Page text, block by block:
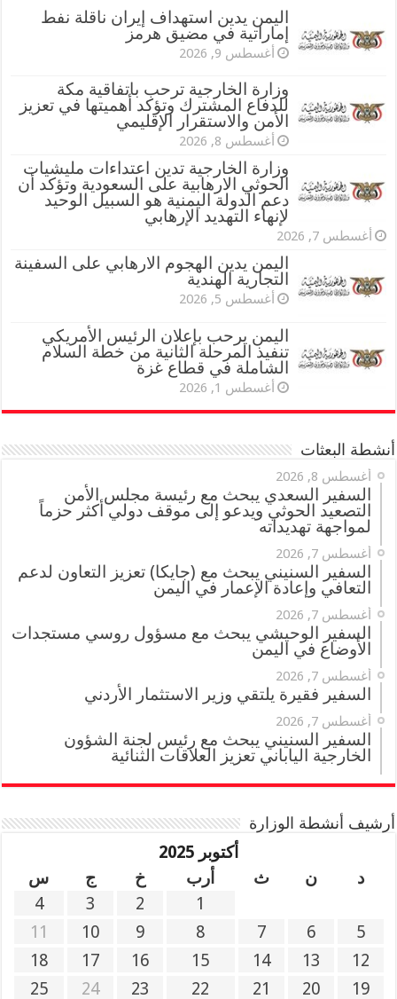
اليمن يدين استهداف إيران ناقلة نفط
إماراتية في مضيق هرمز
أغسطس 9, 2026
وزارة الخارجية ترحب باتفاقية مكة
للدفاع المشترك وتؤكد أهميتها في تعزيز
الأمن والاستقرار الإقليمي
أغسطس 8, 2026
وزارة الخارجية تدين اعتداءات مليشيات
الحوثي الارهابية على السعودية وتؤكد أن
دعم الدولة اليمنية هو السبيل الوحيد
لإنهاء التهديد الإرهابي
أغسطس 7, 2026
اليمن يدين الهجوم الارهابي على السفينة
التجارية الهندية
أغسطس 5, 2026
اليمن يرحب بإعلان الرئيس الأمريكي
تنفيذ المرحلة الثانية من خطة السلام
الشاملة في قطاع غزة
أغسطس 1, 2026
أنشطة البعثات
أغسطس 8, 2026
السفير السعدي يبحث مع رئيسة مجلس الأمن
التصعيد الحوثي ويدعو إلى موقف دولي أكثر حزماً
لمواجهة تهديداته
أغسطس 7, 2026
السفير السنيني يبحث مع (جايكا) تعزيز التعاون لدعم
التعافي وإعادة الإعمار في اليمن
أغسطس 7, 2026
السفير الوحيشي يبحث مع مسؤول روسي مستجدات
الأوضاع في اليمن
أغسطس 7, 2026
السفير فقيرة يلتقي وزير الاستثمار الأردني
أغسطس 7, 2026
السفير السنيني يبحث مع رئيس لجنة الشؤون
الخارجية الياباني تعزيز العلاقات الثنائية
أرشيف أنشطة الوزارة
أكتوبر 2025
د
ن ث أرب خ ج
س
1
2
3
4
5
6
7
8
9
10
11
12
13
14
15
16
17
18
19
20
21
22
23
24
25